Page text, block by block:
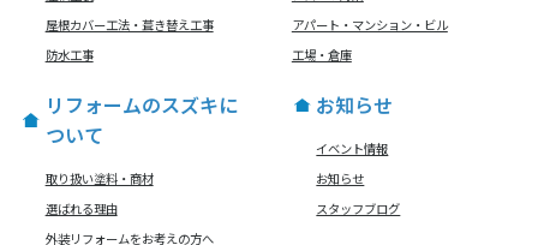
屋根カバー工法・葺き替え工事
防水工事
アパート・マンション・ビル
工場・倉庫
リフォームのスズキに
ついて
取り扱い塗料・商材
選ばれる理由
外装リフォームをお考えの方へ
お知らせ
イベント情報
お知らせ
スタッフブログ